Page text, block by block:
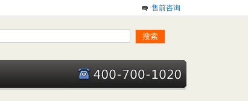
售前咨询